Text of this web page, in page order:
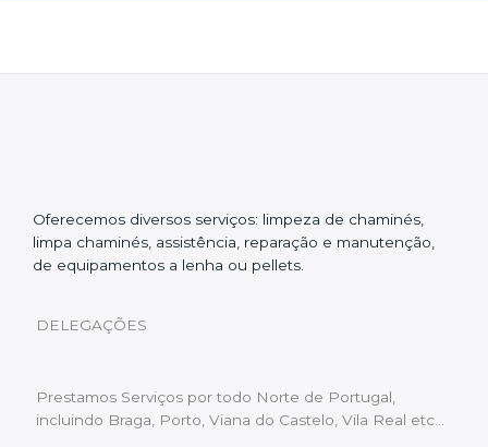
Oferecemos diversos serviços: limpeza de chaminés,
limpa chaminés, assistência, reparação e manutenção,
de equipamentos a lenha ou pellets.
DELEGAÇÕES
Prestamos Serviços por todo Norte de Portugal,
incluindo Braga, Porto, Viana do Castelo, Vila Real etc…